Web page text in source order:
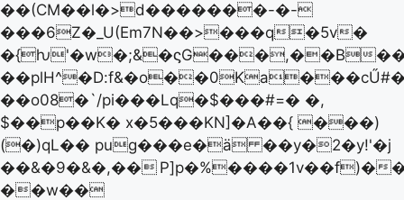
��(CM��l�>d�������-�-
���6Z�_U(Em7N��>���q�5v�
�{ƕ'�w�;&�ϛG���,��B
��o08�`/pi���Lq�$���#=� �,
$��p��K� x�5���KN]�A��{ ���)
(�)qL�� pug���e�ä ��y�2�y!'�j
��&�9�&�,�� P]p�%����1v��f)�
��w��